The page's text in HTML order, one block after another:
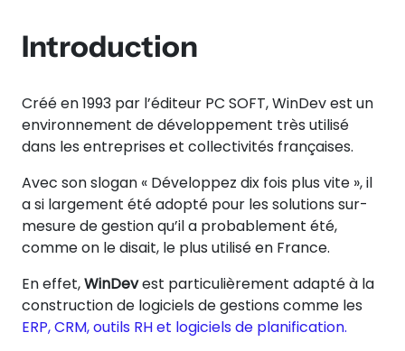
Introduction
Créé en 1993 par l’éditeur PC SOFT, WinDev est un
environnement de développement très utilisé
dans les entreprises et collectivités françaises.
Avec son slogan « Développez dix fois plus vite », il
a si largement été adopté pour les solutions sur-
mesure de gestion qu’il a probablement été,
comme on le disait, le plus utilisé en France.
En effet,WinDevest particulièrement adapté à la
construction de logiciels de gestions comme les
ERP, CRM, outils RH et logiciels de planification.